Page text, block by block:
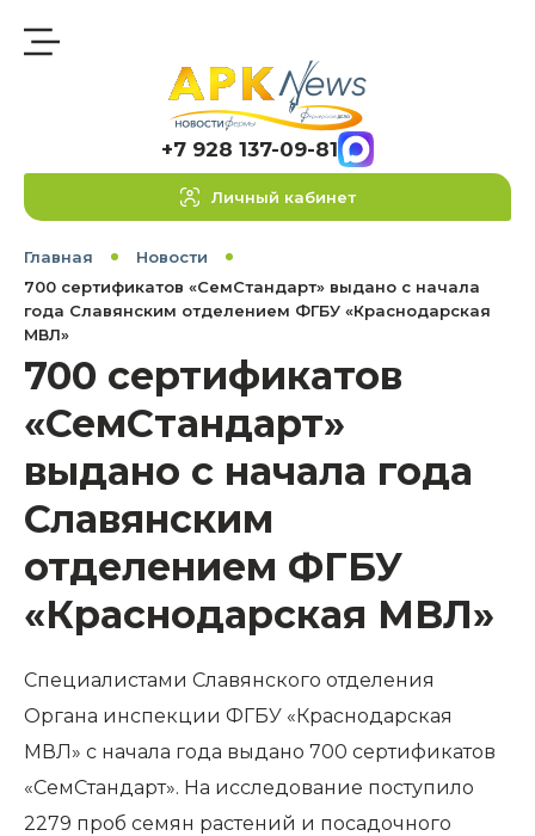
+7 928 137-09-81
Личный кабинет
Главная
Новости
700 сертификатов «СемСтандарт» выдано с начала
года Славянским отделением ФГБУ «Краснодарская
МВЛ»
700 сертификатов
«СемСтандарт»
выдано с начала года
Славянским
отделением ФГБУ
«Краснодарская МВЛ»
Специалистами Славянского отделения
Органа инспекции ФГБУ «Краснодарская
МВЛ» с начала года выдано 700 сертификатов
«СемСтандарт». На исследование поступило
2279 проб семян растений и посадочного